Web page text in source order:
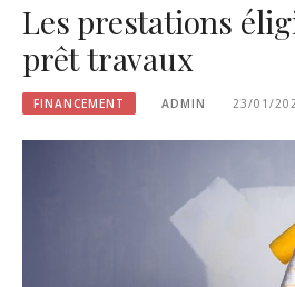
Les prestations
prêt travaux
FINANCEMENT ADMIN 23/01/